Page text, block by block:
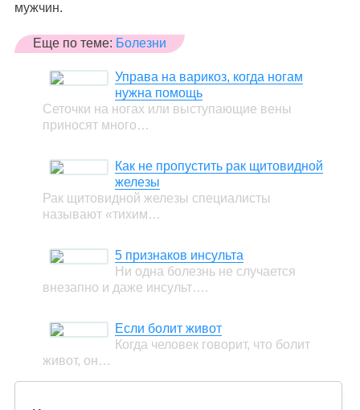
мужчин.
Еще по теме: Болезни
Управа на варикоз, когда ногам
нужна помощь
Сеточки на ногах или выступающие вены
приносят много…
Как не пропустить рак щитовидной
железы
Рак щитовидной железы специалисты
называют «тихим…
5 признаков инсульта
Ни одна болезнь не случается
внезапно и даже инсульт….
Если болит живот
Когда человек говорит, что болит
живот, он…